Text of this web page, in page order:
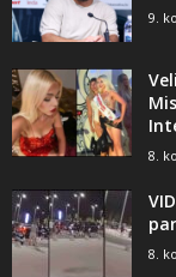
9.
8.
8.